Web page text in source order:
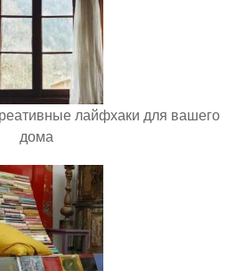
лайфхаки для вашего
дома